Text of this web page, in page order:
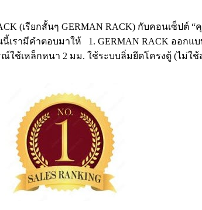
(เรียกสั้นๆ GERMAN RACK) กับคอนเซ็ป
นี้เรามีคำตอบมาให้ 1. GERMAN RACK ออก
ณ์ใช้เหล็กหนา 2 มม. ใช้ระบบลิ่มยึดโครงตู้ (ไม่